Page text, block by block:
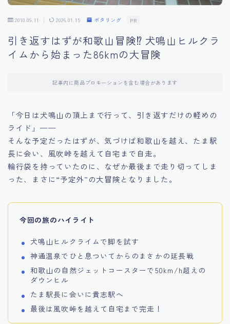
2010.09.11 2026.01.15 ポタリング PR
引き返すはずが和歌山冒険⁉ 犬鳴山ヒルクラ
イムから始まった86kmの大冒険
記事内に商品プロモーションを含む場合があります
「今日は犬鳴山の頂上まで行って、引き返すだけの軽めの
ライド」——
そんな予定だったはずが、気づけば和歌山を越え、たま駅
長に会い、風吹峠を越えて自宅まで自走。
輪行袋を持っていたのに、なぜか最後まで走り切ってしま
った、まさに“予定外”の大冒険となりました。
今回の旅のハイライト
犬鳴山ヒルクライムで脚を試す
神通温泉でひと息ついてからのまさかの延長戦
和歌山の自然ジェットコースターで50km/h超えの
ダウンヒル
たま駅長に会いに貴志駅へ
最後は風吹峠を越えて自宅まで完走！